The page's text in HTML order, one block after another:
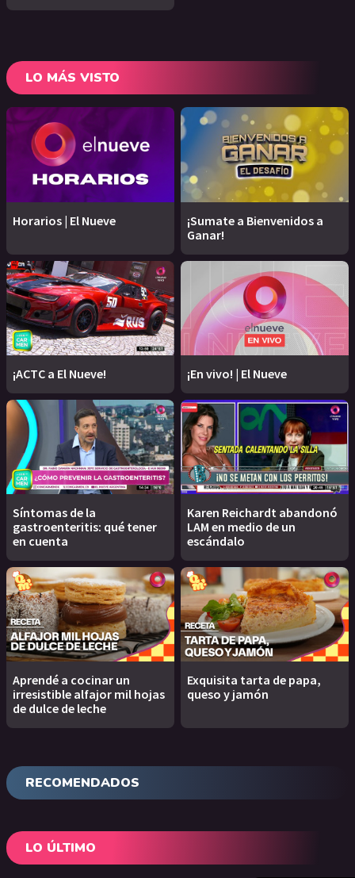
LO MÁS VISTO
Horarios | El Nueve
¡Sumate a Bienvenidos a
Ganar!
¡ACTC a El Nueve! ¡En vivo! | El Nueve
Síntomas de la
gastroenteritis: qué tener
en cuenta
Karen Reichardt abandonó
LAM en medio de un
escándalo
Aprendé a cocinar un
irresistible alfajor mil hojas
de dulce de leche
Exquisita tarta de papa,
queso y jamón
RECOMENDADOS
LO ÚLTIMO